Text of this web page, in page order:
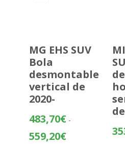
MG EHS SUV
Bola
desmontable
vertical de
2020-
483,70€ -
559,20€Rango